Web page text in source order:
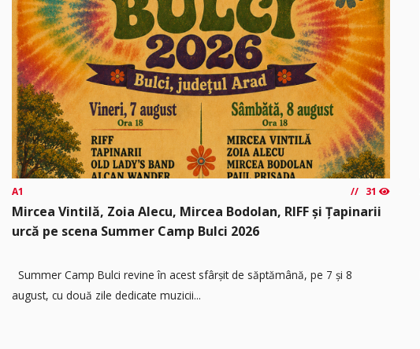
A1 31
Mircea Vintilă, Zoia Alecu, Mircea Bodolan, RIFF și Țapinarii
urcă pe scena Summer Camp Bulci 2026
Summer Camp Bulci revine în acest sfârșit de săptămână, pe 7 și 8
august, cu două zile dedicate muzicii...